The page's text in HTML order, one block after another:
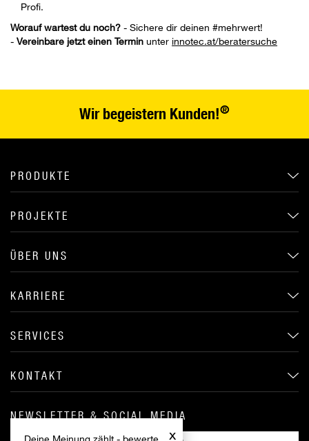
x
Deine Meinung zählt - bewerte
Profi.
Worauf wartest du noch? - Sichere dir deinen #mehrwert!
- Vereinbare jetzt einen Termin unter innotec.at/beratersuche
Wir begeistern Kunden!®
PRODUKTE
PROJEKTE
ÜBER UNS
KARRIERE
SERVICES
KONTAKT
NEWSLETTER & SOCIAL MEDIA